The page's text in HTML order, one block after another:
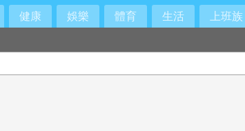
健康 娛樂 體育 生活 上班族